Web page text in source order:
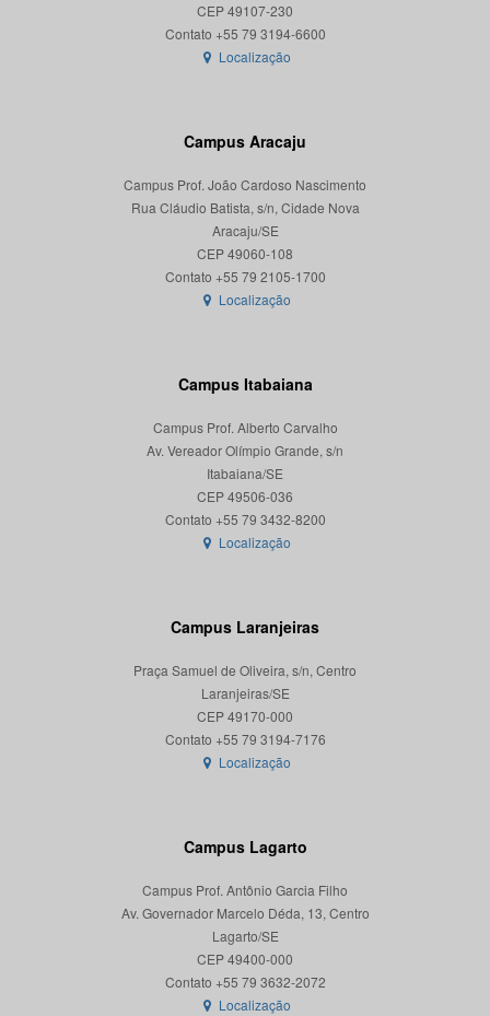
CEP 49107-230
Localização
Campus Aracaju
Campus Prof. João Cardoso Nascimento
Rua Cláudio Batista, s/n, Cidade Nova
Aracaju/SE
CEP 49060-108
Localização
Campus Itabaiana
Campus Prof. Alberto Carvalho
Av. Vereador Olímpio Grande, s/n
Itabaiana/SE
CEP 49506-036
Localização
Campus Laranjeiras
Praça Samuel de Oliveira, s/n, Centro
Laranjeiras/SE
CEP 49170-000
Localização
Campus Lagarto
Campus Prof. Antônio Garcia Filho
Av. Governador Marcelo Déda, 13, Centro
Lagarto/SE
CEP 49400-000
Localização